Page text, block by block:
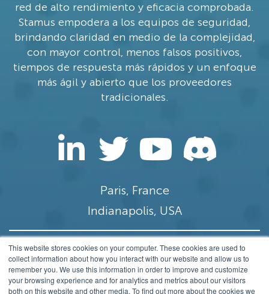
This website stores cookies on your computer. These cookies are used to
collect information about how you interact with our website and allow us to
remember you. We use this information in order to improve and customize
your browsing experience and for analytics and metrics about our visitors
both on this website and other media. To find out more about the cookies we
red de alto rendimiento y eficacia comprobada.
Stamus empodera a los equipos de seguridad,
brindando claridad en medio de la complejidad,
con mayor control, menos falsos positivos,
tiempos de respuesta más rápidos y un enfoque
más ágil y abierto que los proveedores
tradicionales.
Paris, France
Indianapolis, USA
contact@stamus-networks.com
Privacy